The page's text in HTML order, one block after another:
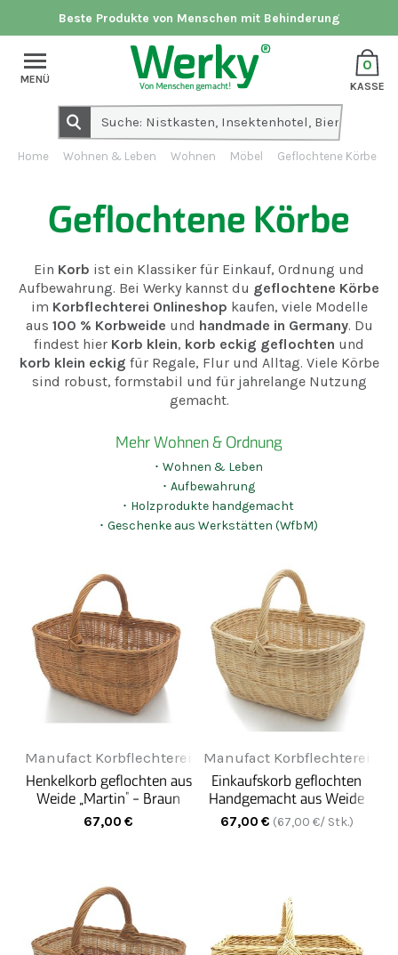
Beste Produkte von Menschen mit Behinderung
0
KASSE
MENÜ
Home Wohnen & Leben Wohnen Möbel Geflochtene Körbe
Geflochtene Körbe
Ein Korb ist ein Klassiker für Einkauf, Ordnung und
Aufbewahrung. Bei Werky kannst du geflochtene Körbe
im Korbflechterei Onlineshop kaufen, viele Modelle
aus 100 % Korbweide und handmade in Germany. Du
findest hier Korb klein, korb eckig geflochten und
korb klein eckig für Regale, Flur und Alltag. Viele Körbe
sind robust, formstabil und für jahrelange Nutzung
gemacht.
Mehr Wohnen & Ordnung
･ Wohnen & Leben
･ Aufbewahrung
･ Holzprodukte handgemacht
･ Geschenke aus Werkstätten (WfbM)
Manufact Korbflechterei
Henkelkorb geflochten aus
Weide „Martin" - Braun
67,00 €
Manufact Korbflechterei
Einkaufskorb geflochten
Handgemacht aus Weide
„Martin" - Creme
67,00 € (67,00 €/ Stk.)